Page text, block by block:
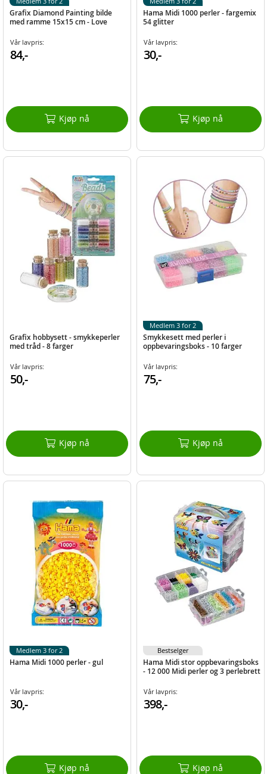
Grafix Diamond Painting bilde
med ramme 15x15 cm - Love
Vår lavpris:
84,-
Kjøp nå
Hama Midi 1000 perler - fargemix
54 glitter
Vår lavpris:
30,-
Kjøp nå
Grafix hobbysett - smykkeperler
med tråd - 8 farger
Vår lavpris:
50,-
Kjøp nå
Smykkesett med perler i
oppbevaringsboks - 10 farger
Vår lavpris:
75,-
Kjøp nå
Medlem 3 for 2
Hama Midi 1000 perler - gul
Vår lavpris:
30,-
Kjøp nå
Medlem 3 for 2
Hama Midi stor oppbevaringsboks
- 12 000 Midi perler og 3 perlebrett
Vår lavpris:
398,-
Kjøp nå
Bestselger